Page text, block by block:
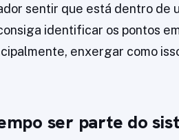
sentir que está dentro de
identificar os pontos
enxergar como
ser parte do